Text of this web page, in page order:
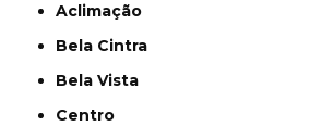
Aclimação
Bela Cintra
Bela Vista
Centro